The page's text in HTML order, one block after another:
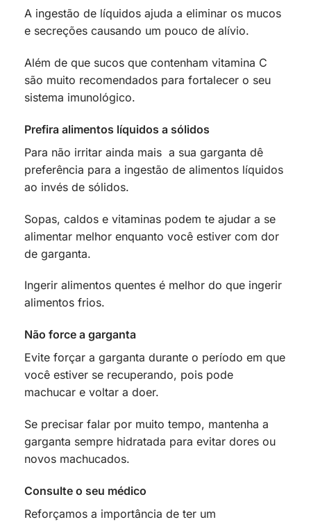
A ingestão de líquidos ajuda a eliminar os mucos
e secreções causando um pouco de alívio.
Além de que sucos que contenham vitamina C
são muito recomendados para fortalecer o seu
sistema imunológico.
Prefira alimentos líquidos a sólidos
Para não irritar ainda mais a sua garganta dê
preferência para a ingestão de alimentos líquidos
ao invés de sólidos.
Sopas, caldos e vitaminas podem te ajudar a se
alimentar melhor enquanto você estiver com dor
de garganta.
Ingerir alimentos quentes é melhor do que ingerir
alimentos frios.
Não force a garganta
Evite forçar a garganta durante o período em que
você estiver se recuperando, pois pode
machucar e voltar a doer.
Se precisar falar por muito tempo, mantenha a
garganta sempre hidratada para evitar dores ou
novos machucados.
Consulte o seu médico
Reforçamos a importância de ter um